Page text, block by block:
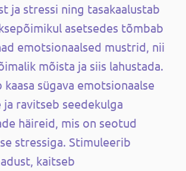
ja stressi ning tasakaalustab
asetsedes tõmbab
emotsionaalsed mustrid, nii
mõista ja siis lahustada.
sügava emotsionaalse
ravitseb seedekulga
häireid, mis on seotud
stressiga. Stimuleerib
kaitseb